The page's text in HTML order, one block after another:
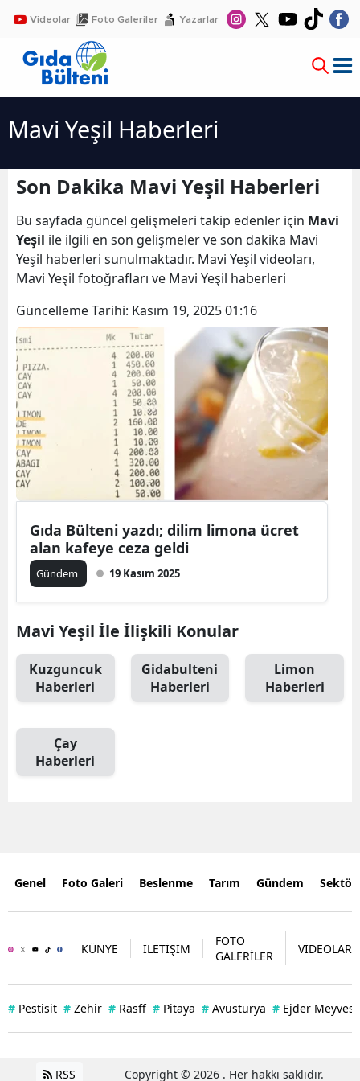
Videolar Foto Galeriler Yazarlar
Mavi Yeşil Haberleri
Son Dakika Mavi Yeşil Haberleri
Bu sayfada güncel gelişmeleri takip edenler için Mavi
Yeşil ile ilgili en son gelişmeler ve son dakika Mavi
Yeşil haberleri sunulmaktadır. Mavi Yeşil videoları,
Mavi Yeşil fotoğrafları ve Mavi Yeşil haberleri
Güncelleme Tarihi: Kasım 19, 2025 01:16
Gıda Bülteni yazdı; dilim limona ücret
alan kafeye ceza geldi
Gündem 19 Kasım 2025
Mavi Yeşil İle İlişkili Konular
Kuzguncuk
Haberleri
Gidabulteni
Haberleri
Limon
Haberleri
Çay
Haberleri
Genel Foto Galeri Beslenme Tarım Gündem
KÜNYE İLETİŞİM
FOTO
GALERİLER
VİDEOLAR
# Pestisit # Zehir # Rasff # Pitaya # Avusturya # Ejder Meyvesi
RSS Copyright © 2026 . Her hakkı saklıdır.